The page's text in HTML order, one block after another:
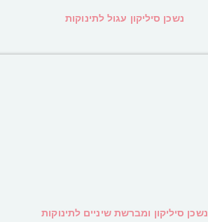
נשכן סיליקון עגול לתינוקות
נשכן סיליקון ומברשת שיניים לתינוקות